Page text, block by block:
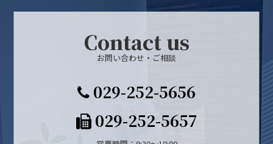
Contact us
お問い合わせ・ご相談
029-252-5656
029-252-5657